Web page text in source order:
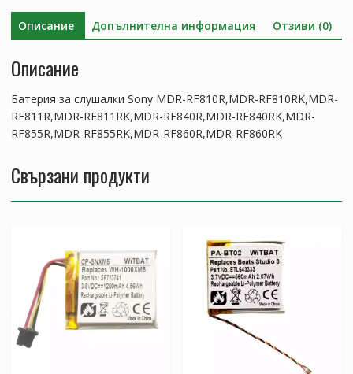
RF810RK,MDR-
RF811R,MDR-
RF840R,MDR-
RF855R,MDR-
RF855RK,MDR-
RF860R,MDR-
Описание Допълнителна информация Отзиви (0)
Описание
Батерия за слушалки Sony MDR-RF810R,MDR-RF810RK,MDR-
RF811R,MDR-RF811RK,MDR-RF840R,MDR-RF840RK,MDR-
RF855R,MDR-RF855RK,MDR-RF860R,MDR-RF860RK
Свързани продукти